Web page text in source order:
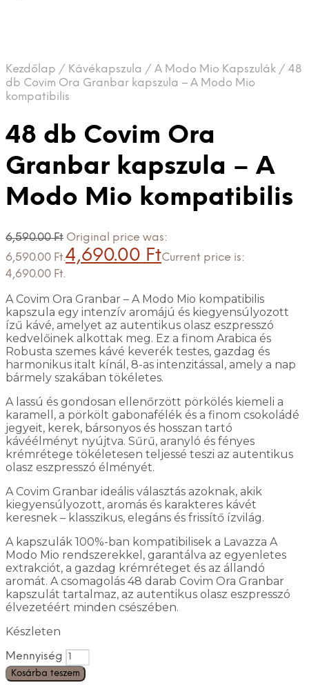
Kezdőlap / Kávékapszula / A Modo Mio Kapszulák / 48
db Covim Ora Granbar kapszula – A Modo Mio
kompatibilis
48 db Covim Ora
Granbar kapszula – A
Modo Mio kompatibilis
6,590.00Ft Original price was:
6,590.00 Ft.4,690.00 FtCurrent price is:
4,690.00 Ft.
A Covim Ora Granbar – A Modo Mio kompatibilis
kapszula egy intenzív aromájú és kiegyensúlyozott
ízű kávé, amelyet az autentikus olasz eszpresszó
kedvelőinek alkottak meg. Ez a finom Arabica és
Robusta szemes kávé keverék testes, gazdag és
harmonikus italt kínál, 8-as intenzitással, amely a nap
bármely szakában tökéletes.
A lassú és gondosan ellenőrzött pörkölés kiemeli a
karamell, a pörkölt gabonafélék és a finom csokoládé
jegyeit, kerek, bársonyos és hosszan tartó
kávéélményt nyújtva. Sűrű, aranyló és fényes
krémrétege tökéletesen teljessé teszi az autentikus
olasz eszpresszó élményét.
A Covim Granbar ideális választás azoknak, akik
kiegyensúlyozott, aromás és karakteres kávét
keresnek – klasszikus, elegáns és frissítő ízvilág.
A kapszulák 100%-ban kompatibilisek a Lavazza A
Modo Mio rendszerekkel, garantálva az egyenletes
extrakciót, a gazdag krémréteget és az állandó
aromát. A csomagolás 48 darab Covim Ora Granbar
kapszulát tartalmaz, az autentikus olasz eszpresszó
élvezetéért minden csészében.
Készleten
Mennyiség
Kosárba teszem